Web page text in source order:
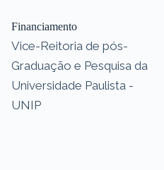
Financiamento
Vice-Reitoria de pós-
Graduação e Pesquisa da
Universidade Paulista -
UNIP